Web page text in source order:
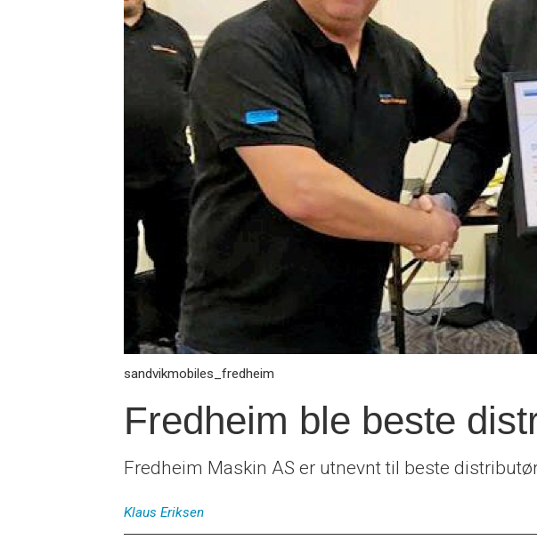
sandvikmobiles_fredheim
Fredheim ble beste
Fredheim Maskin AS er utnevnt til beste
Klaus Eriksen